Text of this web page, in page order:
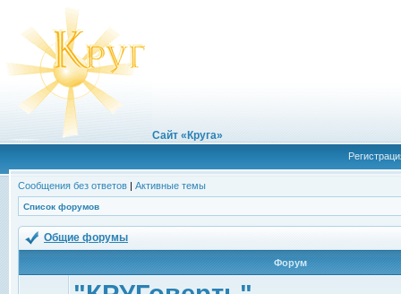
Сайт «Круга»
Сообщения без ответов | Активные темы
Список форумов
Общие форумы
Форум